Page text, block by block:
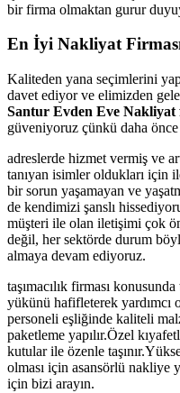
bir firma olmaktan gurur
En İyi Nakliyat
Kaliteden yana seçimlerini
davet ediyor ve elimizden
Santur Evden Eve Nakliyat
güveniyoruz çünkü daha önce
adreslerde hizmet vermiş ve
tanıyan isimler oldukları için
bir sorun yaşamayan ve
de kendimizi şanslı
müşteri ile olan iletişimi çok
değil, her sektörde durum
almaya devam ediyoruz.
taşımacılık firması
yükünü hafifleterek yardımcı
personeli eşliğinde kaliteli
paketleme yapılır.Özel
kutular ile özenle
olması için asansörlü nakliye
için bizi arayın.